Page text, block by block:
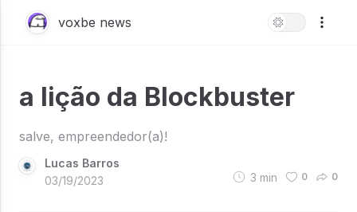
voxbe news
a lição da Blockbuster
salve, empreendedor(a)!
Lucas Barros
03/19/2023
3 min 0 0